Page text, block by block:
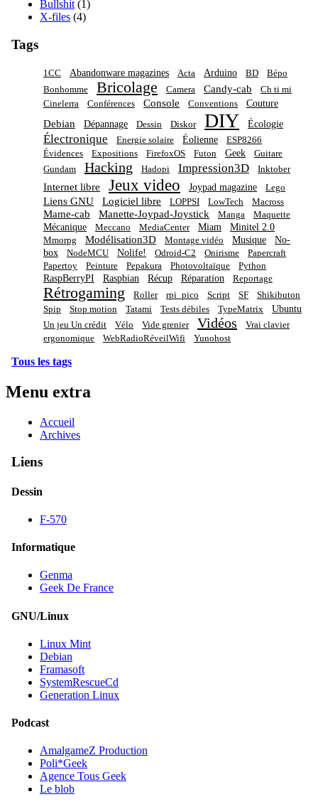
Bullshit (1)
X-files (4)
Tags
1CC Abandonware magazines Acta Arduino BD
Bépo
Bonhomme
Bricolage Camera Candy-cab
Ch ti mi
Cinelerra
Conférences Console Conventions Couture
Debian Dépannage Dessin Diskor DIY Écologie
Électronique Energie solaire Éolienne
ESP8266
Évidences
Expositions FirefoxOS Futon Geek
Guitare
Gundam
Hacking Hadopi Impression3D Inktober
Internet libre Jeux video Joypad magazine Lego
Liens GNU Logiciel libre LOPPSI LowTech Macross
Mame-cab Manette-Joypad-Joystick Manga Maquette
Mécanique Meccano MediaCenter Miam Minitel 2.0
Mmorpg Modélisation3D Montage vidéo Musique
No-
box
NodeMCU Nolife! Odroid-C2 Onirisme
Papercraft
Papertoy
Peinture Pepakura Photovoltaïque Python
RaspBerryPI Raspbian Récup Réparation Reportage
Rétrogaming Roller rpi_pico Script SF
Shikibuton
Spip
Stop motion Tatami Tests débiles TypeMatrix Ubuntu
Un jeu Un crédit Vélo Vide grenier Vidéos
Vrai clavier
ergonomique
WebRadioRéveilWifi Yunohost
Tous les tags
Menu extra
Accueil
Archives
Liens
Dessin
F-570
Informatique
Genma
Geek De France
GNU/Linux
Linux Mint
Debian
Framasoft
SystemRescueCd
Generation Linux
Podcast
AmalgameZ Production
Poli*Geek
Agence Tous Geek
Le blob